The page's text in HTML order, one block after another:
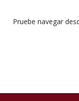
Pruebe navegar